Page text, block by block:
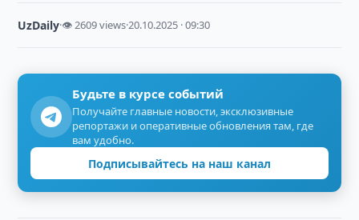
UzDaily·👁 2609 views·20.10.2025 · 09:30
Будьте в курсе событий
Получайте главные новости, эксклюзивные
репортажи и оперативные обновления там, где
вам удобно.
Подписывайтесь на наш канал